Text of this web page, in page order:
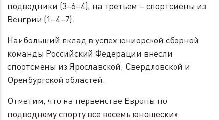
подводники (3–6–4), на третьем – спортсмены из
Венгрии (1–4–7).
Наибольший вклад в успех юниорской сборной
команды Российский Федерации внесли
спортсмены из Ярославской, Свердловской и
Оренбургской областей.
Отметим, что на первенстве Европы по
подводному спорту все восемь юношеских